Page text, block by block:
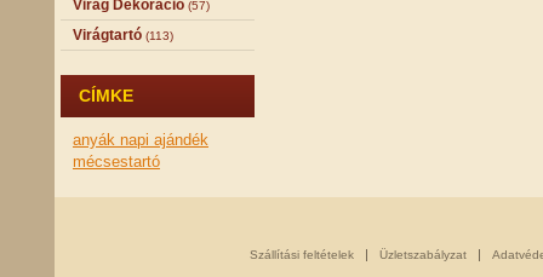
Virág Dekoráció (57)
Virágtartó (113)
CÍMKE
anyák napi ajándék
mécsestartó
Szállítási feltételek Üzletszabályzat